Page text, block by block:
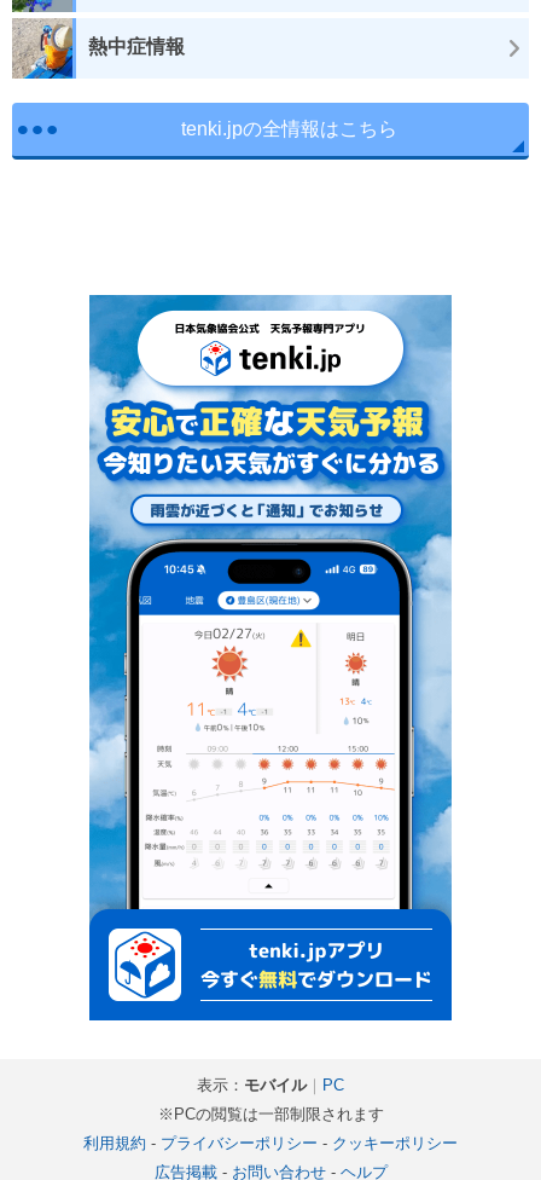
熱中症情報
tenki.jpの全情報はこちら
表示： モバイル｜
PC
※PCの閲覧は一部制限されます
利用規約 - プライバシーポリシー - クッキーポリシー
広告掲載- お問い合わせ- ヘルプ